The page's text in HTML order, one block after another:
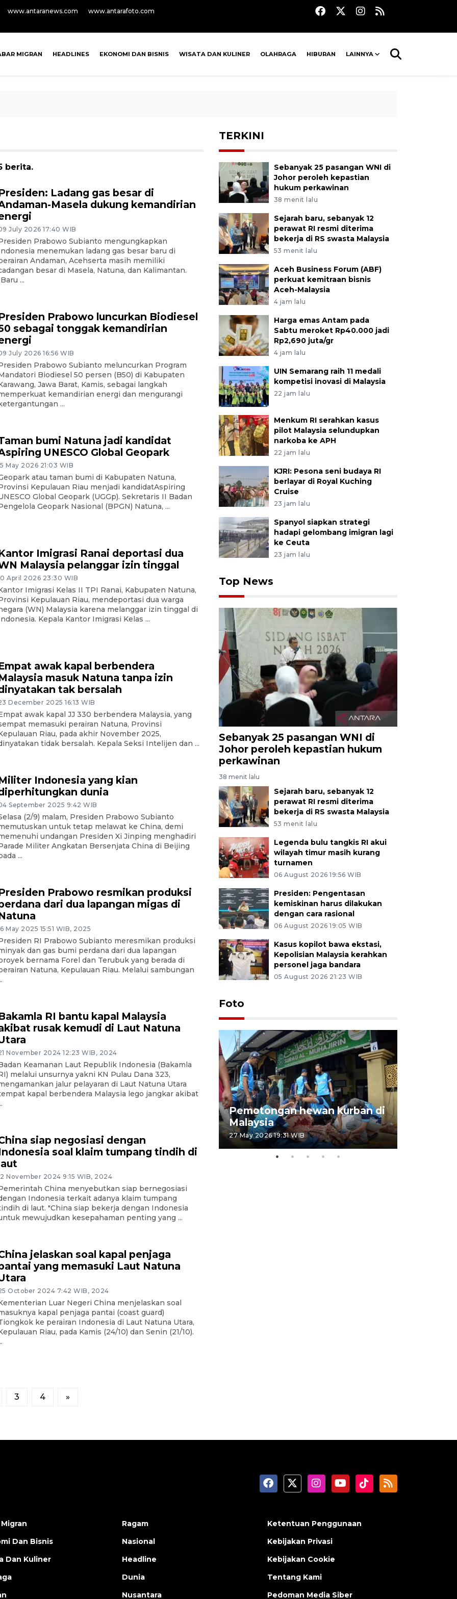
www.antaranews.com www.antarafoto.com
MIGRAN HEADLINES EKONOMI DAN BISNIS WISATA DAN KULINER OLAHRAGA HIBURAN LAINNYA
berita.
Ladang gas besar di
Masela dukung kemandirian
July 2026 17:40 WIB
Prabowo Subianto mengungkapkan
menemukan ladang gas besar baru di
Andaman, Acehserta masih memiliki
besar di Masela, Natuna, dan Kalimantan.
...
Prabowo luncurkan Biodiesel
sebagai tonggak kemandirian
July 2026 16:56 WIB
Prabowo Subianto meluncurkan Program
Biodiesel 50 persen (B50) di Kabupaten
Jawa Barat, Kamis, sebagai langkah
kemandirian energi dan mengurangi
...
bumi Natuna jadi kandidat
UNESCO Global Geopark
May 2026 21:03 WIB
atau taman bumi di Kabupaten Natuna,
Kepulauan Riau menjadi kandidatAspiring
Global Geopark (UGGp). Sekretaris II Badan
Geopark Nasional (BPGN) Natuna, ...
Imigrasi Ranai deportasi dua
Malaysia pelanggar izin tinggal
April 2026 23:30 WIB
Imigrasi Kelas II TPI Ranai, Kabupaten Natuna,
Kepulauan Riau, mendeportasi dua warga
(WN) Malaysia karena melanggar izin tinggal di
Kepala Kantor Imigrasi Kelas ...
awak kapal berbendera
masuk Natuna tanpa izin
tak bersalah
December 2025 16:13 WIB
awak kapal JJ 330 berbendera Malaysia, yang
memasuki perairan Natuna, Provinsi
Riau, pada akhir November 2025,
tidak bersalah. Kepala Seksi Intelijen dan ...
Indonesia yang kian
dunia
September 2025 9:42 WIB
(2/9) malam, Presiden Prabowo Subianto
untuk tetap melawat ke China, demi
undangan Presiden Xi Jinping menghadiri
Militer Angkatan Bersenjata China di Beijing
...
Prabowo resmikan produksi
dari dua lapangan migas di
May 2025 15:51 WIB, 2025
RI Prabowo Subianto meresmikan produksi
dan gas bumi perdana dari dua lapangan
bernama Forel dan Terubuk yang berada di
Natuna, Kepulauan Riau. Melalui sambungan
RI bantu kapal Malaysia
rusak kemudi di Laut Natuna
November 2024 12:23 WIB, 2024
Keamanan Laut Republik Indonesia (Bakamla
melalui unsurnya yakni KN Pulau Dana 323,
jalur pelayaran di Laut Natuna Utara
kapal berbendera Malaysia lego jangkar akibat
siap negosiasi dengan
soal klaim tumpang tindih di
November 2024 9:15 WIB, 2024
China menyebutkan siap bernegosiasi
Indonesia terkait adanya klaim tumpang
di laut. "China siap bekerja dengan Indonesia
mewujudkan kesepahaman penting yang ...
jelaskan soal kapal penjaga
yang memasuki Laut Natuna
October 2024 7:42 WIB, 2024
Luar Negeri China menjelaskan soal
kapal penjaga pantai (coast guard)
ke perairan Indonesia di Laut Natuna Utara,
Riau, pada Kamis (24/10) dan Senin (21/10).
3 4 »
TERKINI
Sebanyak 25 pasangan WNI di
Johor peroleh kepastian
hukum perkawinan
38 menit lalu
Sejarah baru, sebanyak 12
perawat RI resmi diterima
bekerja di RS swasta Malaysia
53 menit lalu
Aceh Business Forum (ABF)
perkuat kemitraan bisnis
Aceh-Malaysia
4 jam lalu
Harga emas Antam pada
Sabtu meroket Rp40.000 jadi
Rp2,690 juta/gr
4 jam lalu
UIN Semarang raih 11 medali
kompetisi inovasi di Malaysia
22 jam lalu
Menkum RI serahkan kasus
pilot Malaysia selundupkan
narkoba ke APH
22 jam lalu
KJRI: Pesona seni budaya RI
berlayar di Royal Kuching
Cruise
23 jam lalu
Spanyol siapkan strategi
hadapi gelombang imigran lagi
ke Ceuta
23 jam lalu
Top News
Sebanyak 25 pasangan WNI di
Johor peroleh kepastian hukum
perkawinan
38 menit lalu
Sejarah baru, sebanyak 12
perawat RI resmi diterima
bekerja di RS swasta Malaysia
53 menit lalu
Legenda bulu tangkis RI akui
wilayah timur masih kurang
turnamen
06 August 2026 19:56 WIB
Presiden: Pengentasan
kemiskinan harus dilakukan
dengan cara rasional
06 August 2026 19:05 WIB
Kasus kopilot bawa ekstasi,
Kepolisian Malaysia kerahkan
personel jaga bandara
05 August 2026 21:23 WIB
Foto
19 February 2026 19:47 WIB
Pemotongan hewan kurban di
Malaysia
27 May 2026 19:31 WIB
Dan Bisnis
Dan Kuliner
Ragam
Nasional
Headline
Dunia
Nusantara
Ketentuan Penggunaan
Kebijakan Privasi
Kebijakan Cookie
Tentang Kami
Pedoman Media Siber